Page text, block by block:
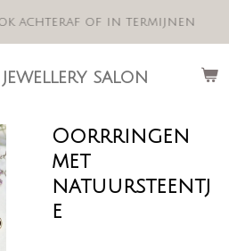
salon
achteraf of in termijnen
Oorrringen
met
natuursteentj
e